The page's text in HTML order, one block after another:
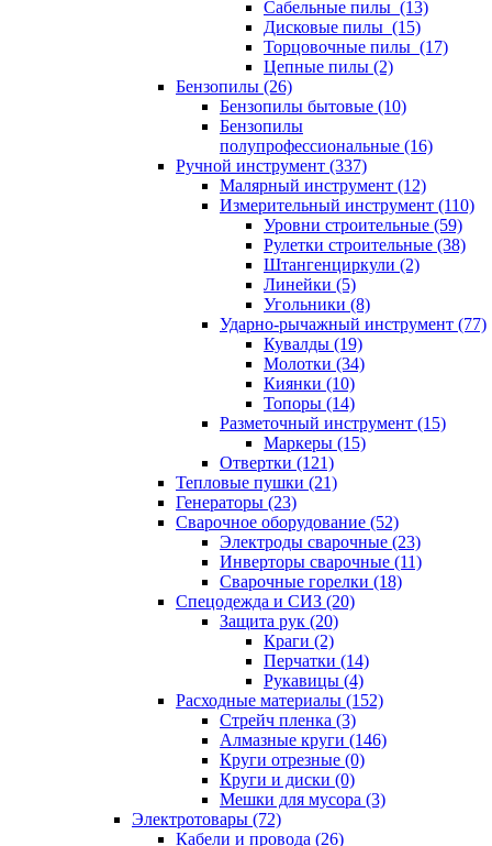
Сабельные пилы (13)
Дисковые пилы (15)
Торцовочные пилы (17)
Цепные пилы (2)
Бензопилы (26)
Бензопилы бытовые (10)
Бензопилы
полупрофессиональные (16)
Ручной инструмент (337)
Малярный инструмент (12)
Измерительный инструмент (110)
Уровни строительные (59)
Рулетки строительные (38)
Штангенциркули (2)
Линейки (5)
Угольники (8)
Ударно-рычажный инструмент (77)
Кувалды (19)
Молотки (34)
Киянки (10)
Топоры (14)
Разметочный инструмент (15)
Маркеры (15)
Отвертки (121)
Тепловые пушки (21)
Генераторы (23)
Сварочное оборудование (52)
Электроды сварочные (23)
Инверторы сварочные (11)
Сварочные горелки (18)
Спецодежда и СИЗ (20)
Защита рук (20)
Краги (2)
Перчатки (14)
Рукавицы (4)
Расходные материалы (152)
Стрейч пленка (3)
Алмазные круги (146)
Круги отрезные (0)
Круги и диски (0)
Мешки для мусора (3)
Электротовары (72)
Кабели и провода (26)